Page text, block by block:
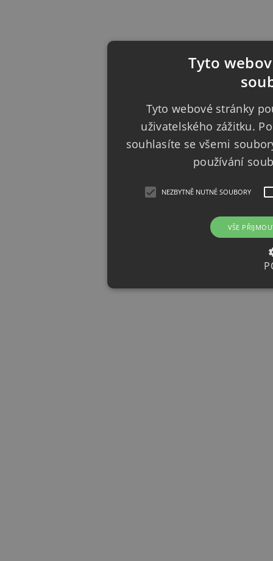
Tyto
Tyto webové stránky
uživatelského zážitku.
souhlasíte se všemi
používání
NEZBYTNĚ NUTNÉ SOUBORY
VŠE